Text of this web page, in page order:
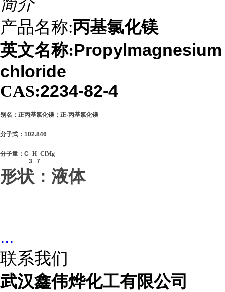
产品名称:丙基氯化镁
英文名称:Propylmagnesium
chloride
CAS:2234-82-4
别名：正丙基氯化镁；正-丙基氯化镁
分子式： 102.846
分子量： C
3
H
7
ClMg
形状：液体
...
联系我们
武汉鑫伟烨化工有限公司